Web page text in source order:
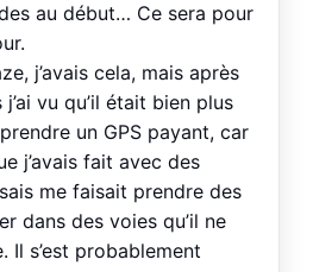
au début… Ce sera pour
j’avais cela, mais après
vu qu’il était bien plus
un GPS payant, car
j’avais fait avec des
me faisait prendre des
dans des voies qu’il ne
Il s’est probablement